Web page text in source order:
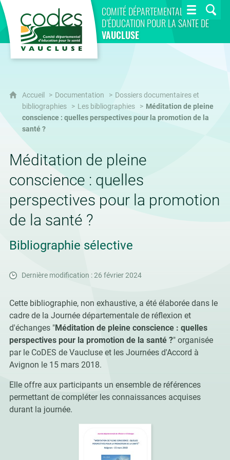
COMITÉ DÉPARTEMENTAL
D’ÉDUCATION POUR LA SANTÉ DE
VAUCLUSE
CoDES 84
Accueil Documentation
Dossiers documentaires et
bibliographies
Les bibliographies
Méditation de pleine
conscience : quelles perspectives pour la promotion de la
santé ?
Méditation de pleine
conscience : quelles
perspectives pour la promotion
de la santé ?
Bibliographie sélective
Dernière modification : 26 février 2024
Cette bibliographie, non exhaustive, a été élaborée dans le
cadre de la Journée départementale de réflexion et
d'échanges "Méditation de pleine conscience : quelles
perspectives pour la promotion de la santé ?" organisée
par le CoDES de Vaucluse et les Journées d'Accord à
Avignon le 15 mars 2018.
Elle offre aux participants un ensemble de références
permettant de compléter les connaissances acquises
durant la journée.